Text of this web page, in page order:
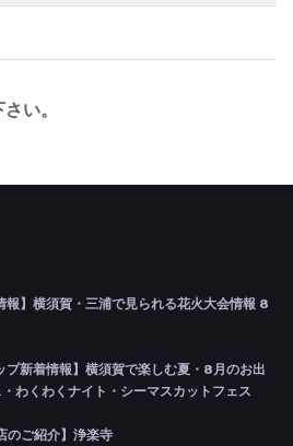
い。
報】横須賀・三浦で見られる花火大会情報 8
プ新着情報】横須賀で楽しむ夏・8月のお出
わくわくナイト・シーマスカットフェス
のご紹介】浄楽寺